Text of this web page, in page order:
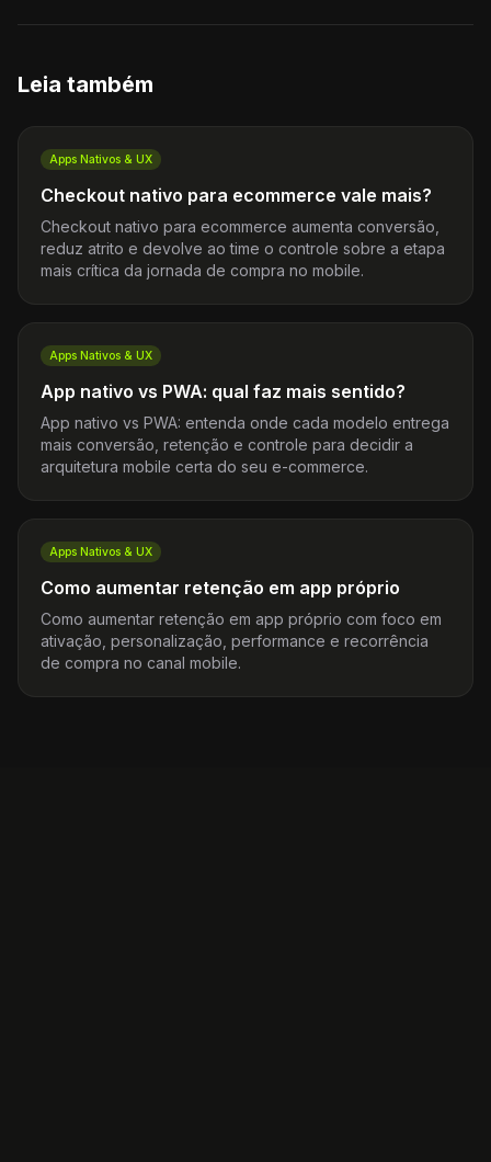
Leia também
Apps Nativos & UX
Checkout nativo para ecommerce vale mais?
Checkout nativo para ecommerce aumenta conversão,
reduz atrito e devolve ao time o controle sobre a etapa
mais crítica da jornada de compra no mobile.
Apps Nativos & UX
App nativo vs PWA: qual faz mais sentido?
App nativo vs PWA: entenda onde cada modelo entrega
mais conversão, retenção e controle para decidir a
arquitetura mobile certa do seu e-commerce.
Apps Nativos & UX
Como aumentar retenção em app próprio
Como aumentar retenção em app próprio com foco em
ativação, personalização, performance e recorrência
de compra no canal mobile.